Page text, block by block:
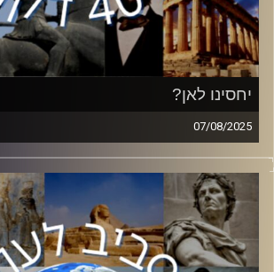
יחסינו לאן?
07/08/2025
בשבועות האחרונים המתיחות בין ישראל
הבינלאומית עולה שלב בעקבות המלחמה
הוא כמובן האיחוד האירופה ומדינות אירופה
באוניברסיטת תל אביב הגיע לעשות סדר
פלגיו השונים ויחסו לישראל.